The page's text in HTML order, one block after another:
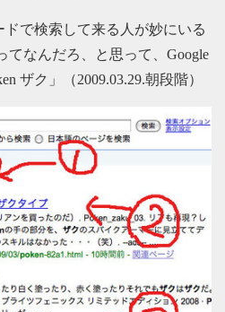
で検索して来る人が妙にいる
てなんだろ、と思って、Google
ザク」（2009.03.29.朝段階）